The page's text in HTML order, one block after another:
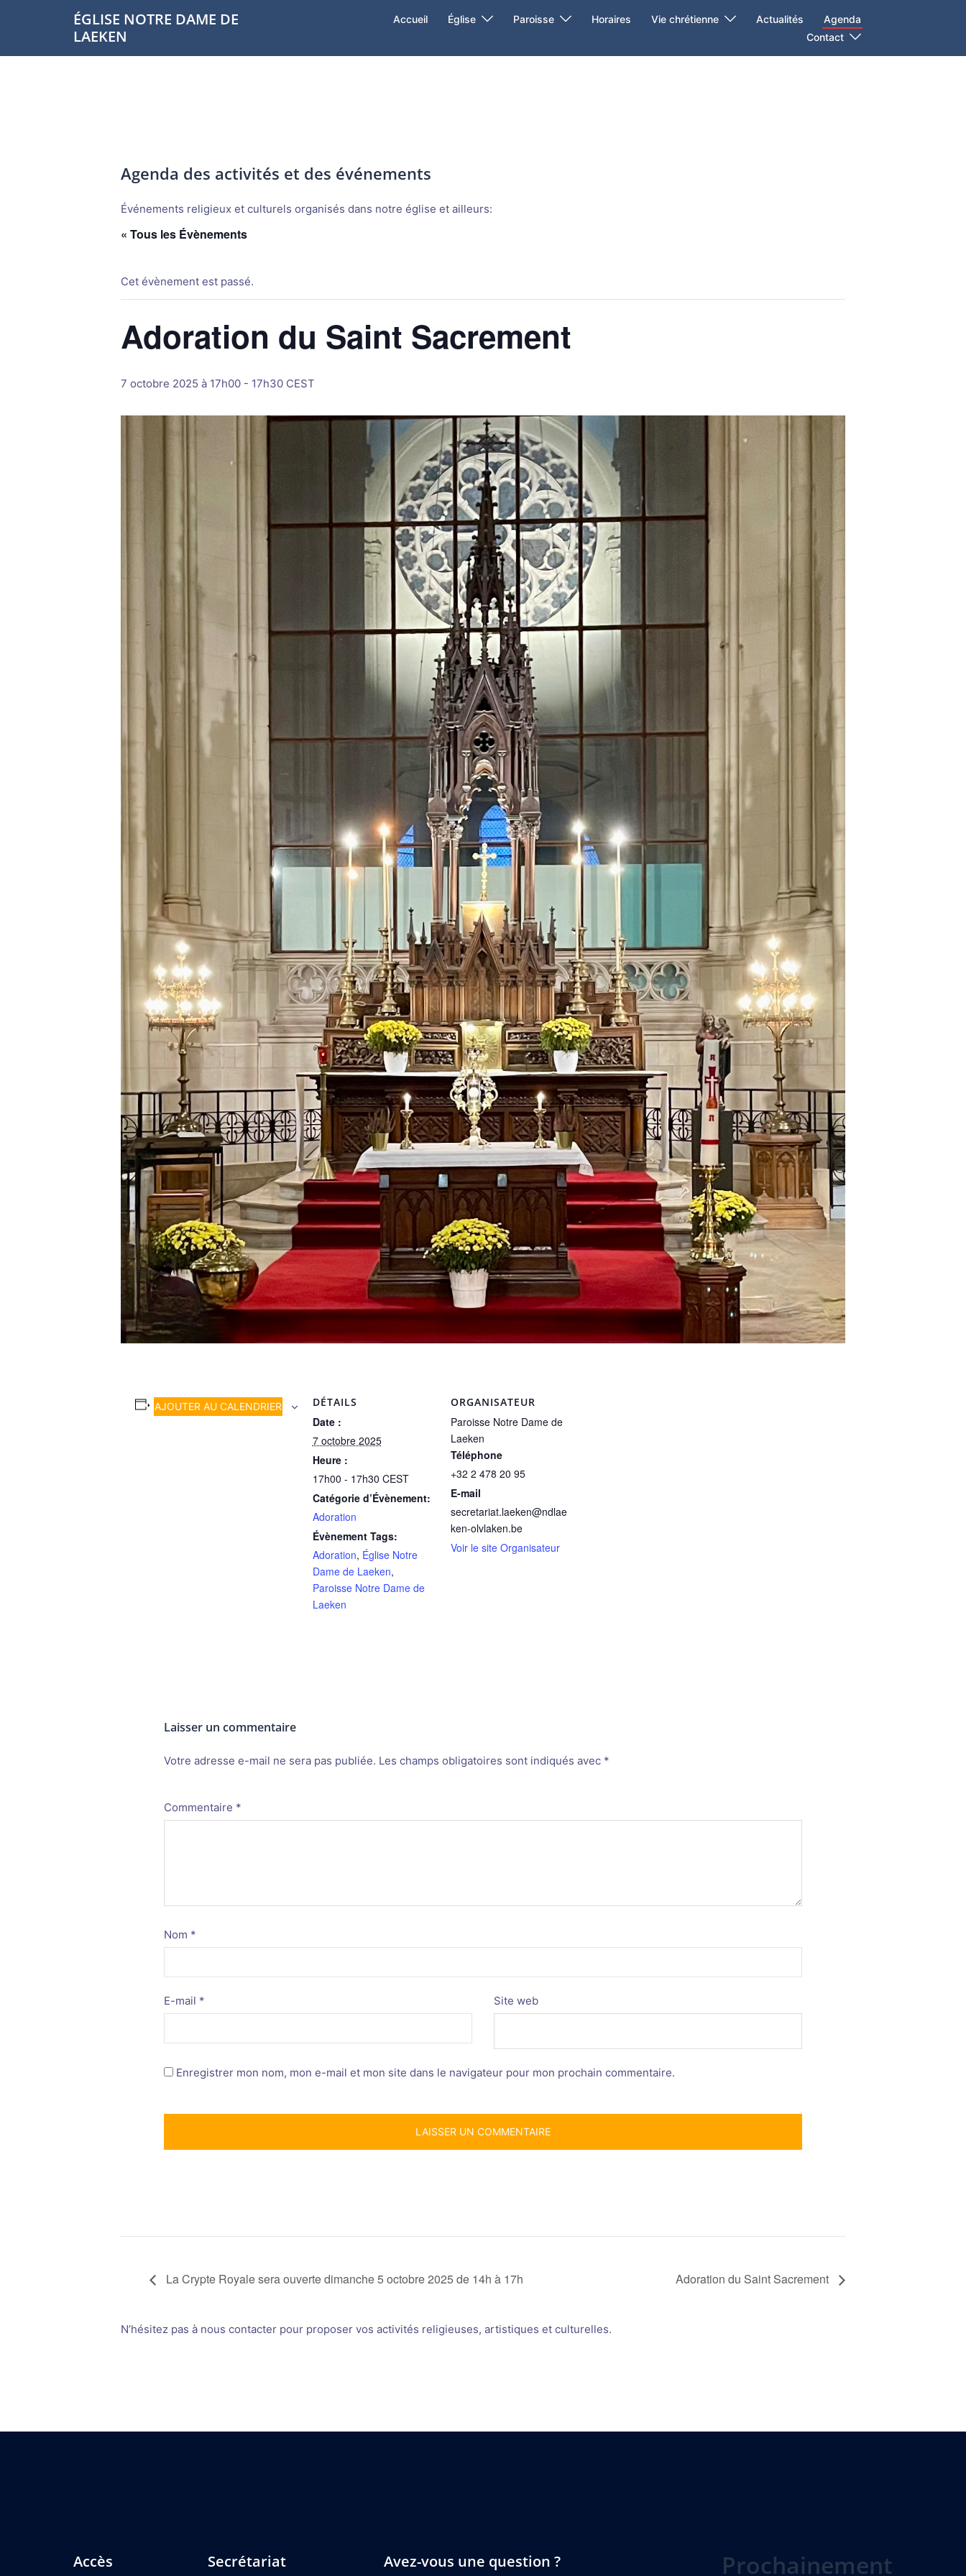
ÉGLISE NOTRE DAME DE
LAEKEN
Accueil Église Paroisse Horaires Vie chrétienne Actualités
Agenda
Contact
Agenda des activités et des événements
Événements religieux et culturels organisés dans notre église et ailleurs:
« Tous les Évènements
Cet évènement est passé.
Adoration du Saint Sacrement
7 octobre 2025 à 17h00 - 17h30 CEST
AJOUTER AU CALENDRIER DÉTAILS
Date :
7 octobre 2025
Heure :
17h00 - 17h30 CEST
Catégorie d’Évènement:
Adoration
Évènement Tags:
Adoration, Église Notre
Dame de Laeken,
Paroisse Notre Dame de
Laeken
ORGANISATEUR
Paroisse Notre Dame de
Laeken
Téléphone
+32 2 478 20 95
E-mail
secretariat.laeken@ndlae
ken-olvlaken.be
Voir le site Organisateur
Laisser un commentaire
Votre adresse e-mail ne sera pas publiée. Les champs obligatoires sont indiqués avec *
Commentaire *
Nom *
E-mail * Site web
Enregistrer mon nom, mon e-mail et mon site dans le navigateur pour mon prochain commentaire.
Alternative:
La Crypte Royale sera ouverte dimanche 5 octobre 2025 de 14h à 17h Adoration du Saint Sacrement
N’hésitez pas à nous contacter pour proposer vos activités religieuses, artistiques et culturelles.
Accès Secrétariat Avez-vous une question ? Prochainement